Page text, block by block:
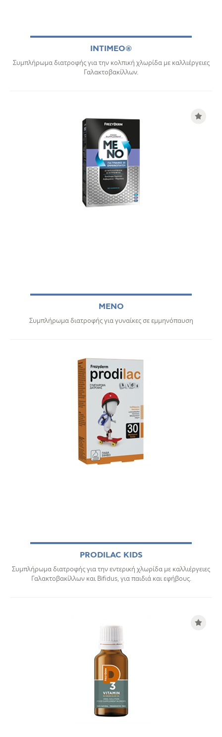
INTIMEO®
Συμπλήρωμα διατροφής για την κολπική χλωρίδα με καλλιέργειες
Γαλακτοβακίλλων.
MENO
Συμπλήρωμα διατροφής για γυναίκες σε εμμηνόπαυση
PRODILAC KIDS
Συμπλήρωμα διατροφής για την εντερική χλωρίδα με καλλιέργειες
Γαλακτοβακίλλων και Bifidus, για παιδιά και εφήβους.